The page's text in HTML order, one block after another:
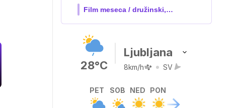
V živo na VOYO: sreda ob 20.30
28°C
Ljubljana
8km/h SV
PET SOB NED PON